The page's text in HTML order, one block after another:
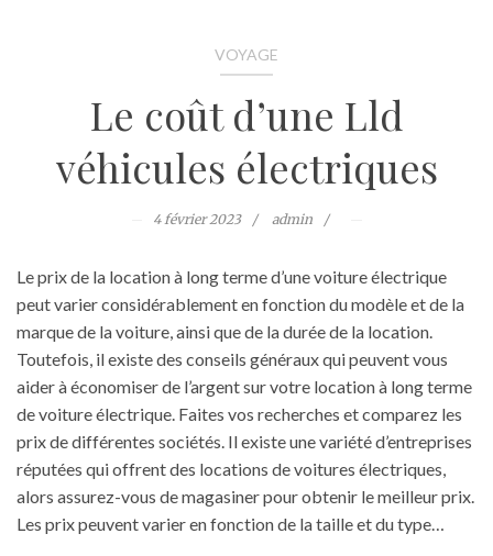
VOYAGE
Le coût d’une Lld
véhicules électriques
4 février 2023 admin
Le prix de la location à long terme d’une voiture électrique
peut varier considérablement en fonction du modèle et de la
marque de la voiture, ainsi que de la durée de la location.
Toutefois, il existe des conseils généraux qui peuvent vous
aider à économiser de l’argent sur votre location à long terme
de voiture électrique. Faites vos recherches et comparez les
prix de différentes sociétés. Il existe une variété d’entreprises
réputées qui offrent des locations de voitures électriques,
alors assurez-vous de magasiner pour obtenir le meilleur prix.
Les prix peuvent varier en fonction de la taille et du type…